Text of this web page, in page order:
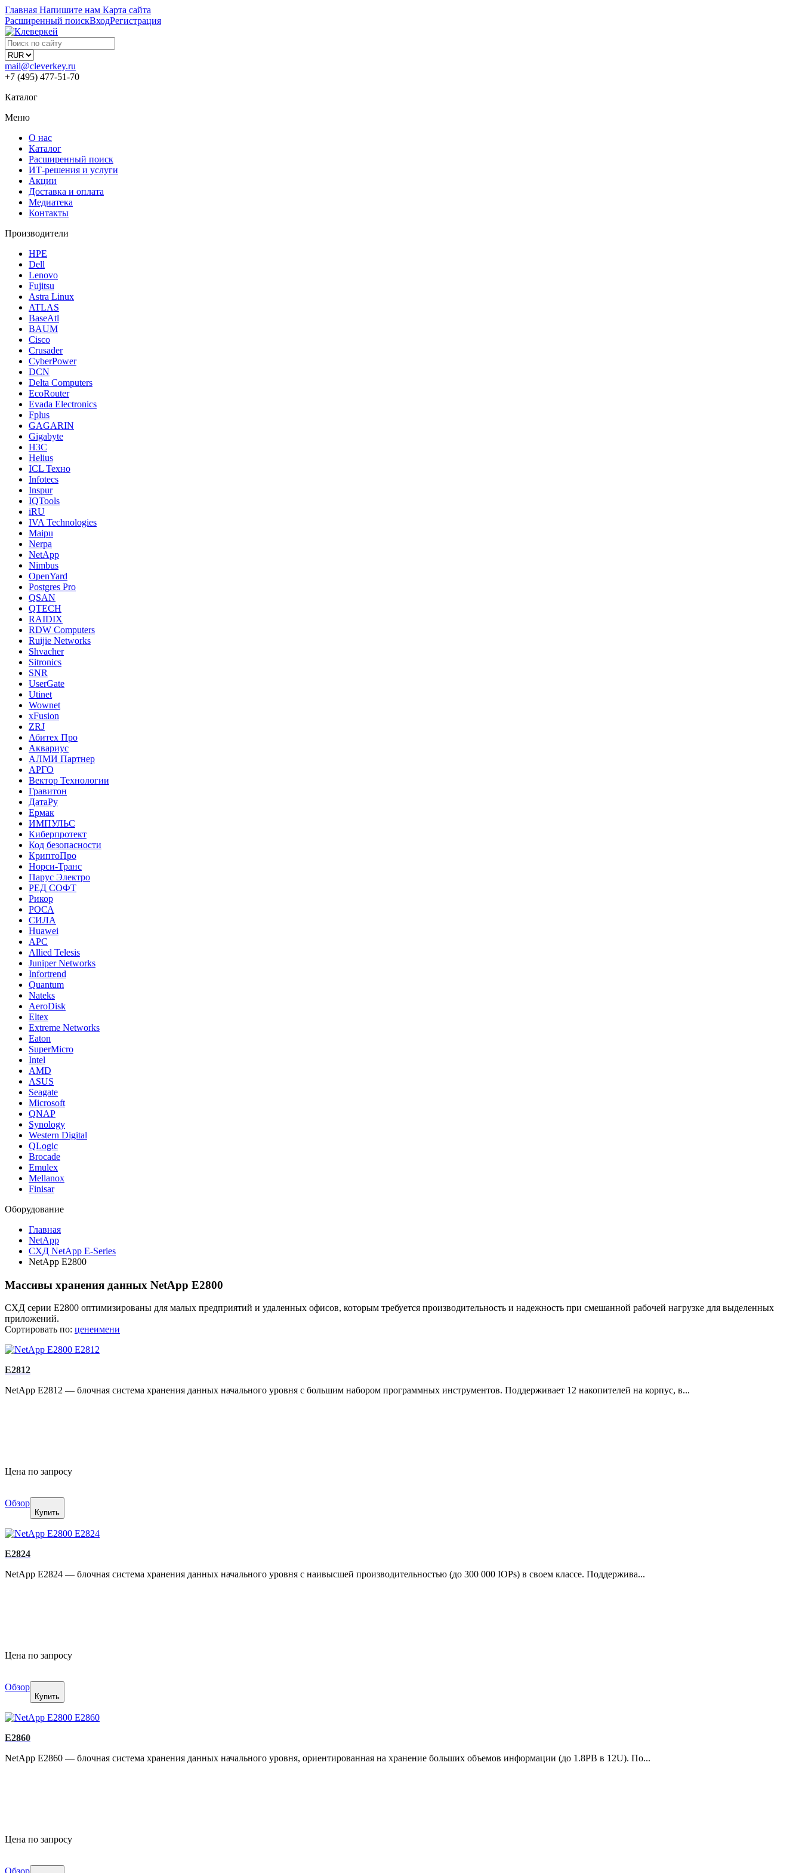
Главная Напишите нам Карта сайта
Расширенный поискВходРегистрация
mail@cleverkey.ru
+7 (495) 477-51-70
Каталог
Меню
О нас
Каталог
Расширенный поиск
ИТ-решения и услуги
Акции
Доставка и оплата
Медиатека
Контакты
Производители
HPE
Dell
Lenovo
Fujitsu
Astra Linux
ATLAS
BaseAtl
BAUM
Cisco
Crusader
CyberPower
DCN
Delta Computers
EcoRouter
Evada Electronics
Fplus
GAGARIN
Gigabyte
H3C
Helius
ICL Техно
Infotecs
Inspur
IQTools
iRU
IVA Technologies
Maipu
Nerpa
NetApp
Nimbus
OpenYard
Postgres Pro
QSAN
QTECH
RAIDIX
RDW Computers
Ruijie Networks
Shvacher
Sitronics
SNR
UserGate
Utinet
Wownet
xFusion
ZRJ
Абитех Про
Аквариус
АЛМИ Партнер
АРГО
Вектор Технологии
Гравитон
ДатаРу
Ермак
ИМПУЛЬС
Киберпротект
Код безопасности
КриптоПро
Норси-Транс
Парус Электро
РЕД СОФТ
Рикор
РОСА
СИЛА
Huawei
APC
Allied Telesis
Juniper Networks
Infortrend
Quantum
Nateks
AeroDisk
Eltex
Extreme Networks
Eaton
SuperMicro
Intel
AMD
ASUS
Seagate
Microsoft
QNAP
Synology
Western Digital
QLogic
Brocade
Emulex
Mellanox
Finisar
Оборудование
Главная
NetApp
СХД NetApp E-Series
NetApp E2800
Массивы хранения данных NetApp E2800
СХД серии E2800 оптимизированы для малых предприятий и удаленных офисов, которым требуется производительность и надежность при смешанной рабочей нагрузке для выделенных
приложений.
Сортировать по: ценеимени
E2812
NetApp E2812 — блочная система хранения данных начального уровня с большим набором программных инструментов. Поддерживает 12 накопителей на корпус, в...
Цена по запросу
Обзор
Купить
E2824
NetApp E2824 — блочная система хранения данных начального уровня с наивысшей производительностью (до 300 000 IOPs) в своем классе. Поддержива...
Цена по запросу
Обзор
Купить
E2860
NetApp E2860 — блочная система хранения данных начального уровня, ориентированная на хранение больших объемов информации (до 1.8PB в 12U). По...
Цена по запросу